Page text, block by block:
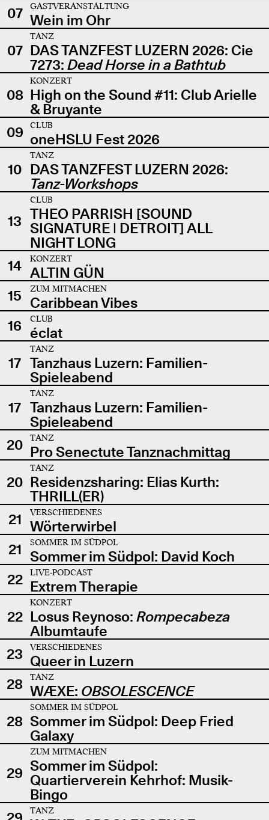
07
GASTVERANSTALTUNG
Wein im Ohr
07
TANZ
DAS TANZFEST LUZERN 2026: Cie
7273: Dead Horse in a Bathtub
08
KONZERT
High on the Sound #11: Club Arielle
& Bruyante
09
CLUB
oneHSLU Fest 2026
10
TANZ
DAS TANZFEST LUZERN 2026:
Tanz-Workshops
13
CLUB
THEO PARRISH [SOUND
SIGNATURE | DETROIT] ALL
NIGHT LONG
14
KONZERT
ALTIN GÜN
15
ZUM MITMACHEN
Caribbean Vibes
16
CLUB
éclat
17
TANZ
Tanzhaus Luzern: Familien-
Spieleabend
17
TANZ
Tanzhaus Luzern: Familien-
Spieleabend
20
TANZ
Pro Senectute Tanznachmittag
20
TANZ
Residenzsharing: Elias Kurth:
THRILL(ER)
21
VERSCHIEDENES
Wörterwirbel
21
SOMMER IM SÜDPOL
Sommer im Südpol: David Koch
22
LIVE-PODCAST
Extrem Therapie
22
KONZERT
Losus Reynoso: Rompecabeza
Albumtaufe
23
VERSCHIEDENES
Queer in Luzern
28
TANZ
WÆXE: OBSOLESCENCE
28
SOMMER IM SÜDPOL
Sommer im Südpol: Deep Fried
Galaxy
29
ZUM MITMACHEN
Sommer im Südpol:
Quartierverein Kehrhof: Musik-
Bingo
TANZ